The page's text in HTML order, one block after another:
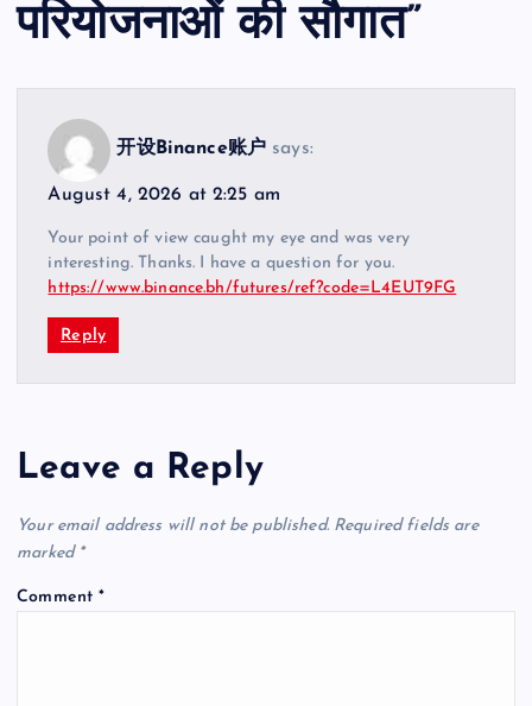
परियोजनाओं की सौगात”
开设Binance账户 says:
August 4, 2026 at 2:25 am
Your point of view caught my eye and was very
interesting. Thanks. I have a question for you.
https://www.binance.bh/futures/ref?code=L4EUT9FG
Reply
Leave a Reply
Your email address will not be published. Required fields are
marked *
Comment*